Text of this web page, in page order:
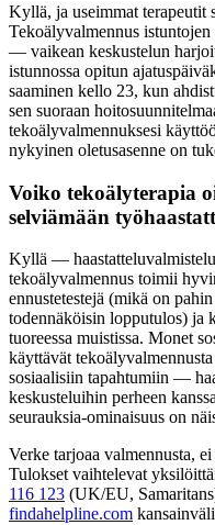
Kyllä, ja useimmat terapeutit
Tekoälyvalmennus
— vaikean keskustelun
istunnossa opitun
saaminen kello 23, kun
sen suoraan
tekoälyvalmennuksesi
nykyinen oletusasenne on
Voiko tekoälyterapia
selviämään
Kyllä —
tekoälyvalmennus toimii
ennustetestejä (mikä on
todennäköisin lopputulos) ja
tuoreessa muistissa. Monet
käyttävät
sosiaalisiin tapahtumiin —
keskusteluihin perheen
seurauksia-ominaisuus on
Verke tarjoaa valmennusta,
Tulokset vaihtelevat
116 123 (UK/EU,
findahelpline.com